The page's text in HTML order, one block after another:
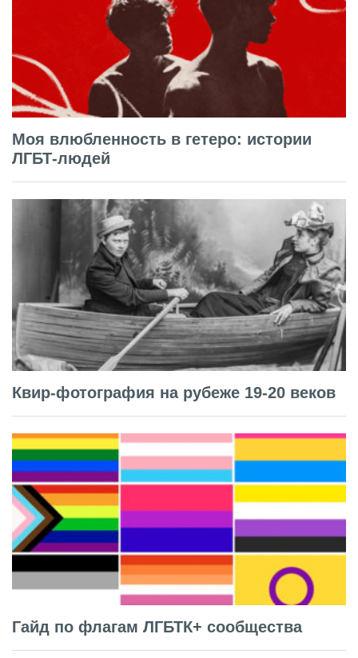
Моя влюбленность в гетеро: истории
ЛГБТ-людей
Квир-фотография на рубеже 19-20 веков
Гайд по флагам ЛГБТК+ сообщества